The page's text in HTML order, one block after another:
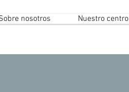
nosotros Nuestro centro